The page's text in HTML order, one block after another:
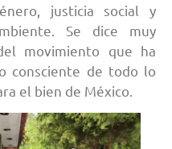
justicia social y
Se dice muy
movimiento que ha
consciente de todo lo
el bien de México.